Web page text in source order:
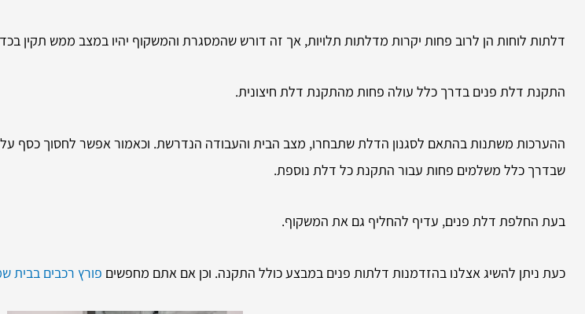
דלתות לוחות הן לרוב פחות יקרות מדלתות תלויות, אך זה דורש שהמסגרת והמשקוף יהיו במצב ממש תקין
התקנת דלת פנים בדרך כלל עולה פחות מהתקנת דלת חיצונית.
ההערכות משתנות בהתאם לסגנון הדלת שתבחרו, מצב הבית והעבודה הנדרשת. וכאמור אפשר לחסוך כסף על
שבדרך כלל משלמים פחות עבור התקנת כל דלת נוספת.
בעת החלפת דלת פנים, עדיף להחליף גם את המשקוף.
כעת ניתן להשיג אצלנו בהזדמנות דלתות פנים במבצע כולל התקנה. וכן אם אתם מחפשים פורץ רכבים בבית